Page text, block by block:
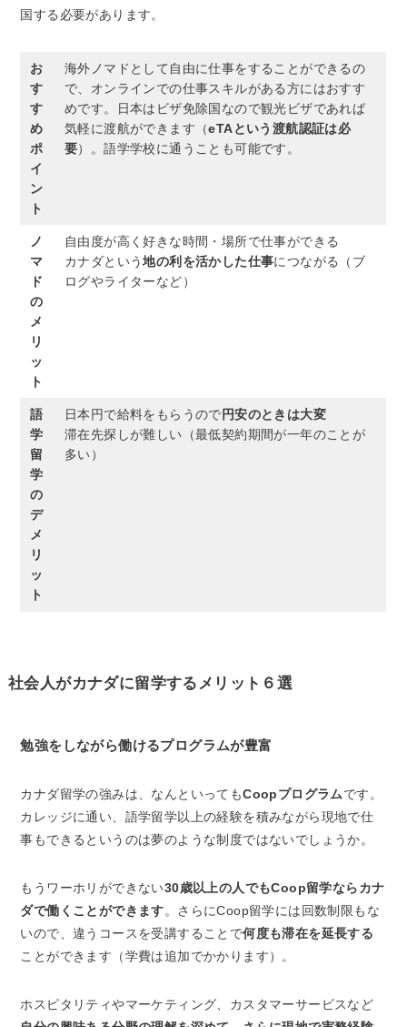
国する必要があります。
お
す
す
め
ポ
イ
ン
ト
海外ノマドとして自由に仕事をすることができるの
で、オンラインでの仕事スキルがある方にはおすす
めです。日本はビザ免除国なので観光ビザであれば
気軽に渡航ができます（eTAという渡航認証は必
要）。語学学校に通うことも可能です。
ノ
マ
ド
の
メ
リ
ッ
ト
自由度が高く好きな時間・場所で仕事ができる
カナダという地の利を活かした仕事につながる（ブ
ログやライターなど）
語
学
留
学
の
デ
メ
リ
ッ
ト
日本円で給料をもらうので 円安のときは大変
滞在先探しが難しい（最低契約期間が一年のことが
多い）
社会人がカナダに留学するメリット６選
勉強をしながら働けるプログラムが豊富
カナダ留学の強みは、なんといってもCoopプログラムです。
カレッジに通い、語学留学以上の経験を積みながら現地で仕
事もできるというのは夢のような制度ではないでしょうか。
もうワーホリができない30歳以上の人でもCoop留学ならカナ
ダで働くことができます。さらにCoop留学には回数制限もな
いので、違うコースを受講することで何度も滞在を延長する
ことができます（学費は追加でかかります）。
ホスピタリティやマーケティング、カスタマーサービスなど